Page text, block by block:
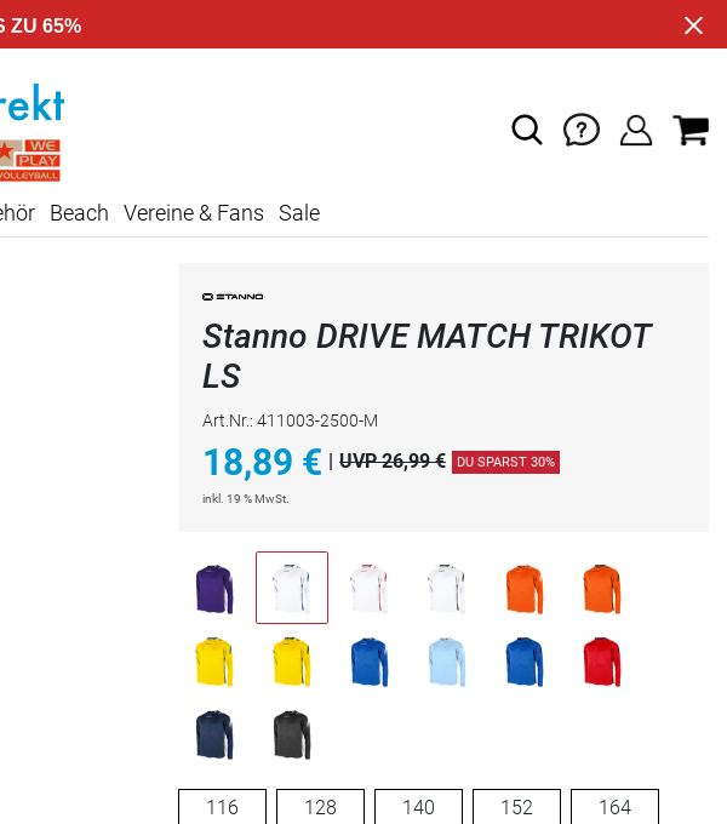
ZU 65%
Beach Vereine & Fans Sale
Stanno DRIVE MATCH TRIKOT
LS
Art.Nr.: 411003-2500-M
18,89 € UVP 26,99 € DU SPARST 30%
inkl. 19 % MwSt.
116 128 140 152 164